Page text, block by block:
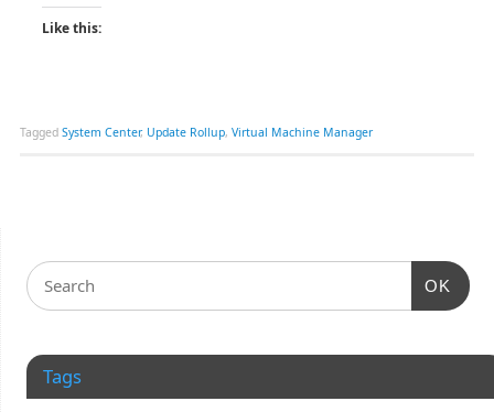
Like this:
Tagged System Center, Update Rollup, Virtual Machine Manager
OK
Tags